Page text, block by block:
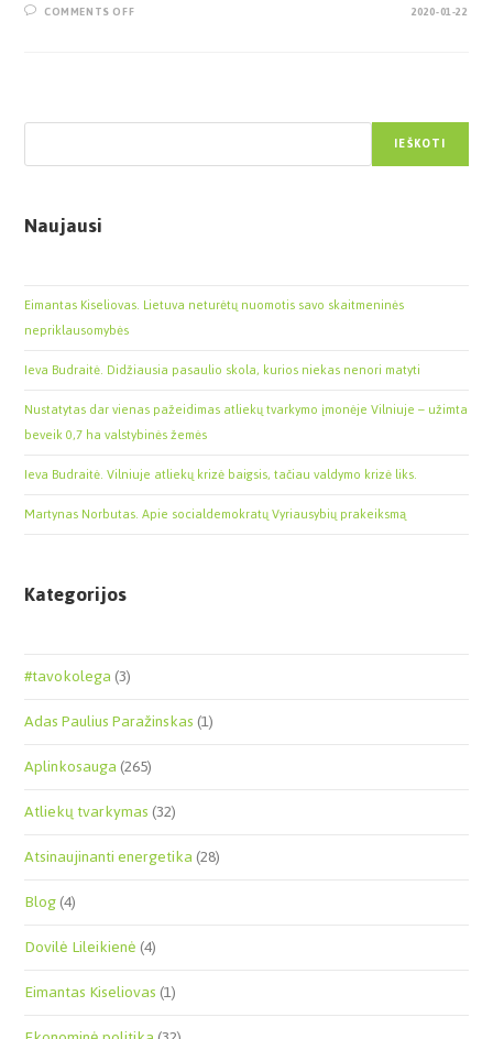
COMMENTS OFF 2020-01-22
IEŠKOTI
Naujausi
Eimantas Kiseliovas. Lietuva neturėtų nuomotis savo skaitmeninės
nepriklausomybės
Ieva Budraitė. Didžiausia pasaulio skola, kurios niekas nenori matyti
Nustatytas dar vienas pažeidimas atliekų tvarkymo įmonėje Vilniuje – užimta
beveik 0,7 ha valstybinės žemės
Ieva Budraitė. Vilniuje atliekų krizė baigsis, tačiau valdymo krizė liks.
Martynas Norbutas. Apie socialdemokratų Vyriausybių prakeiksmą
Kategorijos
#tavokolega(3)
Adas Paulius Paražinskas(1)
Aplinkosauga(265)
Atliekų tvarkymas(32)
Atsinaujinanti energetika(28)
Blog(4)
Dovilė Lileikienė(4)
Eimantas Kiseliovas(1)